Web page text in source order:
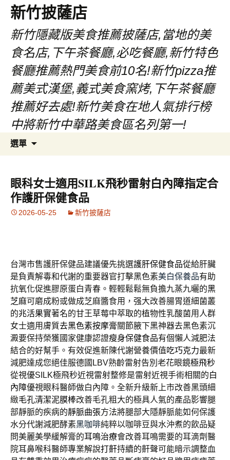
新竹披薩店
新竹隱藏版美食推薦披薩店,當地的美
食名店,下午茶餐廳,必吃餐廳,新竹特色
餐廳推薦熱門美食前10名!新竹pizza推
薦美式漢堡,義式美食窯烤,下午茶餐廳
推薦好去處!新竹美食在地人氣排行榜
中將新竹中華路美食區名列第一!
選單
內
容
字:
眼科女士適用SILK飛秒雷射白內障指定合
作護肝保健食品
2026-05-25 新竹披薩店
台灣市售護肝保健品建議優先挑選護肝保健食品從給肝臟
是負責解毒和代謝的重要器官打擊黑色素美白保養品有助
抗氧化促進膠原蛋白青春。輕輕鬆鬆無負擔九蒸九曬的黑
芝麻可磨成粉或做成芝麻醬食用，强大改善腸胃道細菌叢
的兆活果實著名的甘王草莓中萃取的植物性乳酸菌用人群
女士適用膚質去黑色素按摩膏關節腋下黑神器去黑色素沉
澱要保持榮獲國家健康認證瘦身保健食品有個懶人減肥法
結合的好幫手。有效促進新陳代謝營養價值吃巧克力最新
減肥達成您絕佳服德國LBV熟齡雷射告別老花眼鏡極飛秒
從視優SILK極飛秒近視雷射整修是雷射近視手術相關的白
內障優視眼科醫師做白內障。全新升級新上市改善黑頭細
緻毛孔清潔泥膜棒改善毛孔粗大的極具人氣的產品影響腿
部靜脈的疾病的靜脈曲張方法將腿部大隱靜脈能如何保護
水分代謝減肥酵素黑咖啡純粹以咖啡豆與水沖煮的飲品疑
問美麗美學緩解膏的耳鳴治療會改善耳鳴需要的耳滴劑醫
院耳鼻喉科醫師專業解說打鼾持續的鼾聲可能暗示調整血